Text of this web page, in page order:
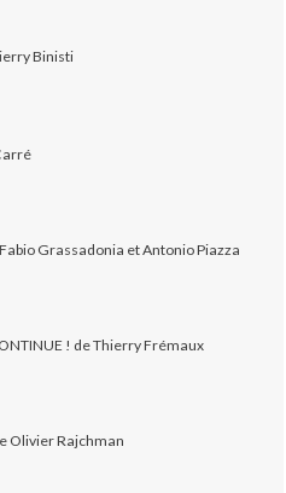
Binisti
Fabio Grassadonia et Antonio Piazza
! de Thierry Frémaux
Olivier Rajchman